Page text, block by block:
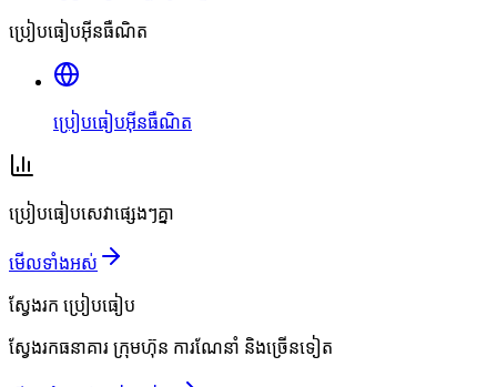
ប្រៀបធៀបអ៊ីនធឺណិត
ប្រៀបធៀបអ៊ីនធឺណិត
ប្រៀបធៀបសេវាផ្សេងៗគ្នា
មើលទាំងអស់
ស្វែងរក ប្រៀបធៀប
ស្វែងរកធនាគារ ក្រុមហ៊ុន ការណែនាំ និងច្រើនទៀត